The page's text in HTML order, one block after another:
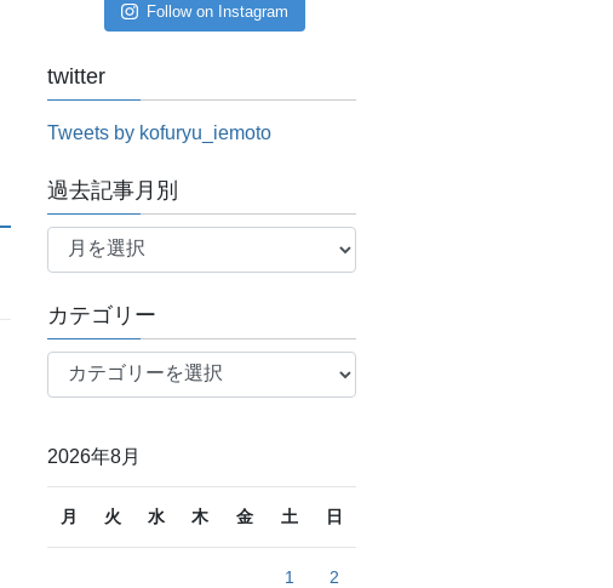
Follow on Instagram
twitter
Tweets by kofuryu_iemoto
過去記事月別
過
事
月
カテゴリー
テ
リ
2026年8月
月 火 水 木 金 土 日
1 2